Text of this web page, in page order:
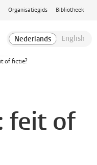
Organisatiegids Bibliotheek
of fictie?
feit of